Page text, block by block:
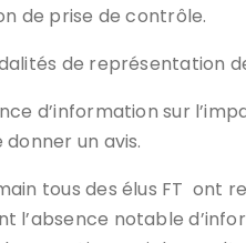
de prise de contrôle.
de représentation
d’information sur
donner un avis.
tous des élus FT ont
l’absence notable